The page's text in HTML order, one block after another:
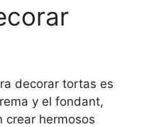
decorar tortas es
y el fondant,
crear hermosos